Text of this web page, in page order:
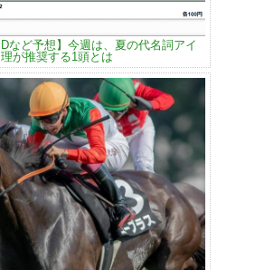
など予想】今週は、夏の代名詞アイ
が推奨する1頭とは